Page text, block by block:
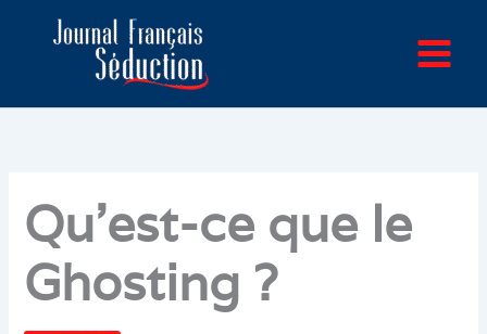
Qu’est-ce que le
Ghosting ?